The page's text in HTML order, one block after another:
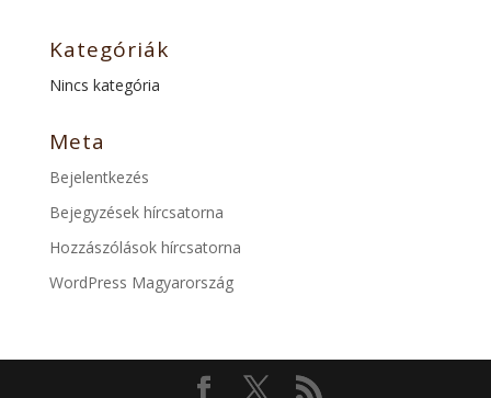
Kategóriák
Nincs kategória
Meta
Bejelentkezés
Bejegyzések hírcsatorna
Hozzászólások hírcsatorna
WordPress Magyarország